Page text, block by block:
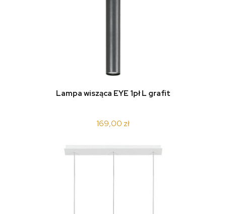
Lampa wisząca EYE 1pł L grafit
169,00 zł